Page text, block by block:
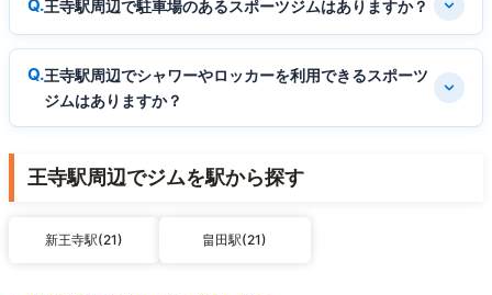
王寺駅周辺で駐車場のあるスポーツジムはありますか？
王寺駅周辺でシャワーやロッカーを利用できるスポーツ
ジムはありますか？
王寺駅周辺でジムを駅から探す
新王寺駅(21) 畠田駅(21)